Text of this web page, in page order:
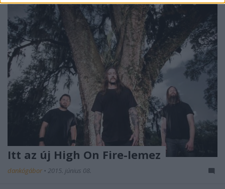
Itt az új High On Fire-lemez
dankógábor • 2015. június 08.